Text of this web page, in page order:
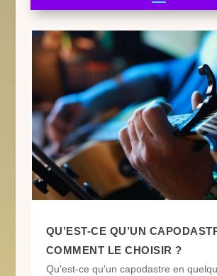
QU’EST-CE QU’UN
COMMENT LE CHOISIR ?
Qu'est-ce qu'un capodastre en